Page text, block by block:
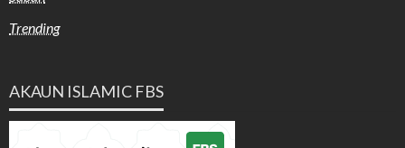
Trending
AKAUN ISLAMIC FBS